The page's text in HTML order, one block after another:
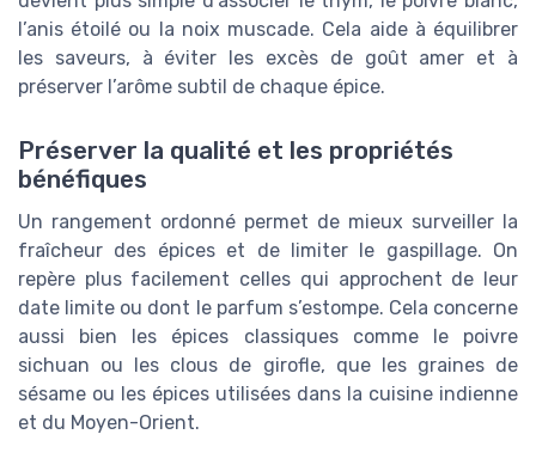
l’anis étoilé ou la noix muscade. Cela aide à équilibrer
les saveurs, à éviter les excès de goût amer et à
préserver l’arôme subtil de chaque épice.
Préserver la qualité et les propriétés
bénéfiques
Un rangement ordonné permet de mieux surveiller la
fraîcheur des épices et de limiter le gaspillage. On
repère plus facilement celles qui approchent de leur
date limite ou dont le parfum s’estompe. Cela concerne
aussi bien les épices classiques comme le poivre
sichuan ou les clous de girofle, que les graines de
sésame ou les épices utilisées dans la cuisine indienne
et du Moyen-Orient.